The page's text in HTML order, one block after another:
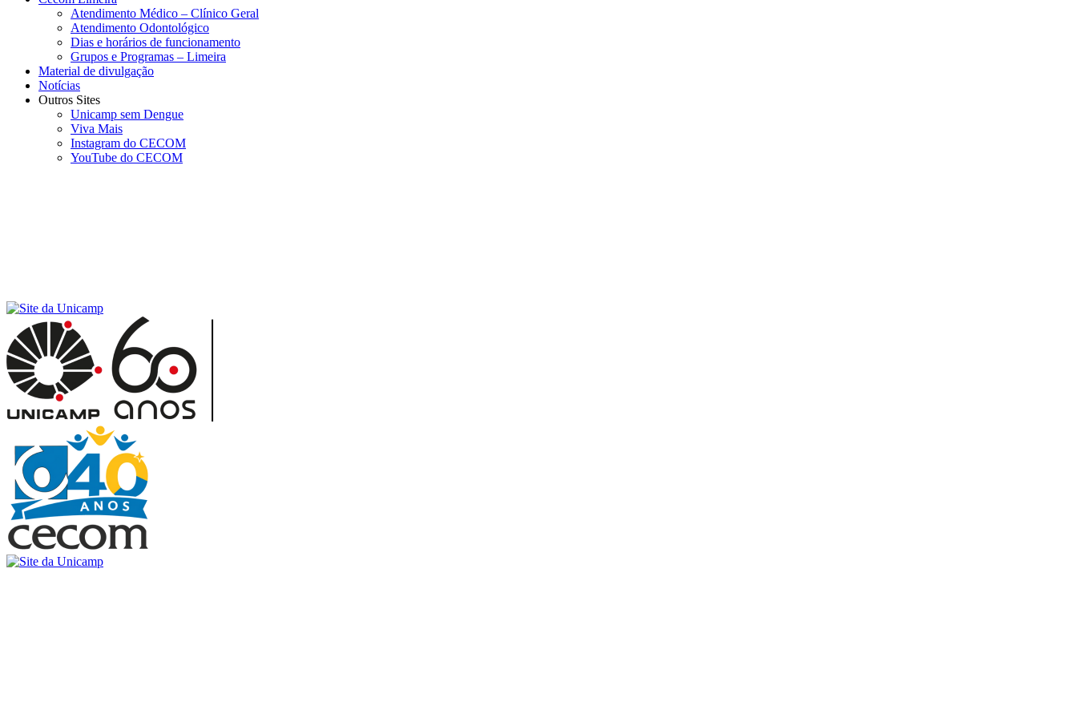
Atendimento Médico – Clínico Geral
Atendimento Odontológico
Dias e horários de funcionamento
Grupos e Programas – Limeira
Material de divulgação
Notícias
Outros Sites
Unicamp sem Dengue
Viva Mais
Instagram do CECOM
YouTube do CECOM